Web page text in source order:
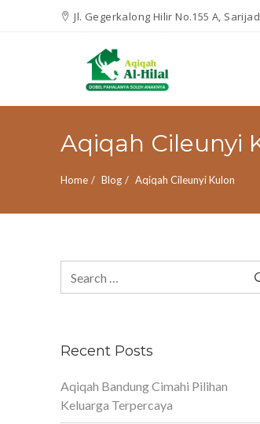
Jl. Gegerkalong Hilir No.155 A,
Aqiqah Cileunyi
Home Blog Aqiqah Cileunyi Kulon
for:
Recent Posts
Aqiqah Bandung Cimahi Pilihan
Keluarga Terpercaya